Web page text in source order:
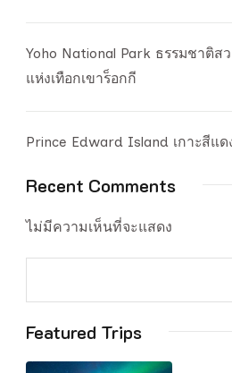
Yoho National Park ธรรมชาติ
แห่งเทือกเขาร็อกกี
Prince Edward Island เกาะสีแ
Recent Comments
ไม่มีความเห็นที่จะแสดง
Featured Trips